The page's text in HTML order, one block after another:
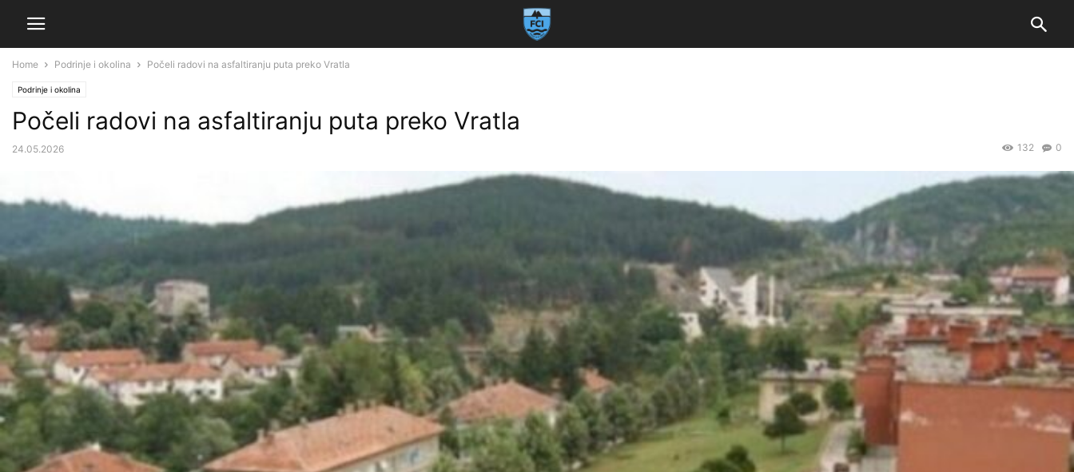
Home Podrinje i okolina Počeli radovi na asfaltiranju puta preko Vratla
Podrinje i okolina
Počeli radovi na asfaltiranju puta preko Vratla
24.05.2026 0
132